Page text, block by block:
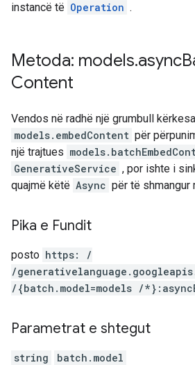
instancë të Operation .
Metoda: models.async
Content
Vendos në radhë një grumbull
models.embedContent për
një trajtues
GenerativeService , por ishte i
quajmë këtë Async për të shmangur
Pika e Fundit
posto https: /
/
/{batch.model=models /
Parametrat e shtegut
string batch.model